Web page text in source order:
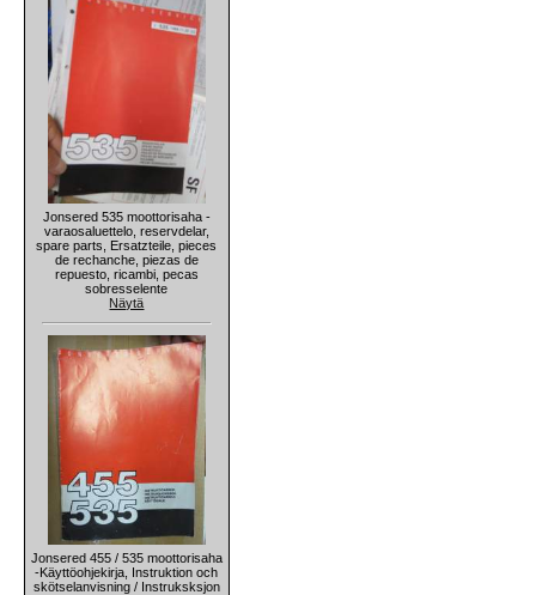
Jonsered 535 moottorisaha -
varaosaluettelo, reservdelar,
spare parts, Ersatzteile, pieces
de rechanche, piezas de
repuesto, ricambi, pecas
sobresselente
Näytä
Jonsered 455 / 535 moottorisaha
-Käyttöohjekirja, Instruktion och
skötselanvisning / Instruksksjon